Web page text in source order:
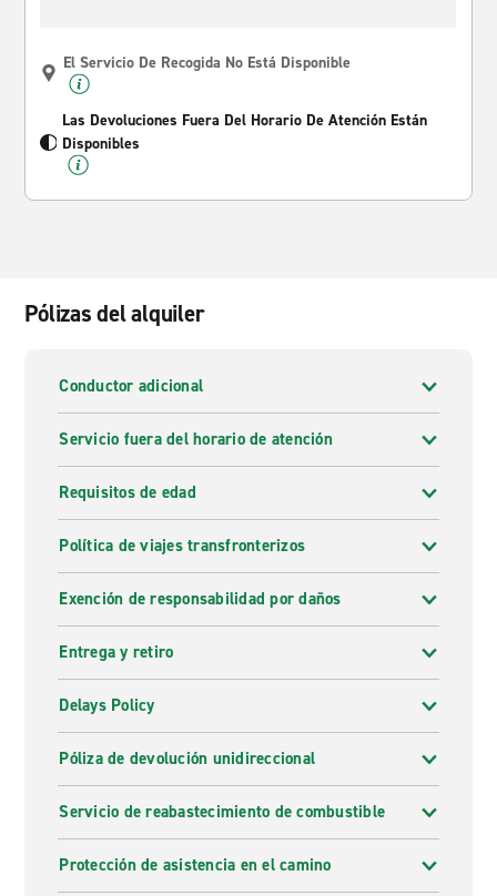
El Servicio De Recogida No Está Disponible
Las Devoluciones Fuera Del Horario De Atención Están
Disponibles
Pólizas del alquiler
Conductor adicional
Servicio fuera del horario de atención
Requisitos de edad
Política de viajes transfronterizos
Exención de responsabilidad por daños
Entrega y retiro
Delays Policy
Póliza de devolución unidireccional
Servicio de reabastecimiento de combustible
Protección de asistencia en el camino